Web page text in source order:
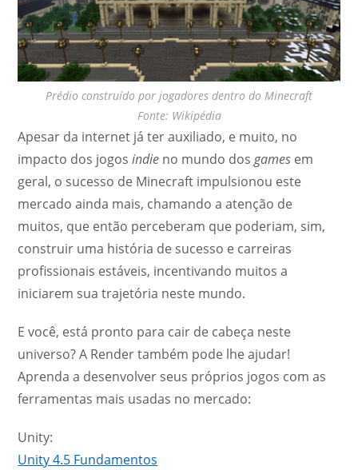
Prédio construído por jogadores dentro do Minecraft
Fonte: Wikipédia
Apesar da internet já ter auxiliado, e muito, no
impacto dos jogosindie no mundo dosgames em
geral, o sucesso de Minecraft impulsionou este
mercado ainda mais, chamando a atenção de
muitos, que então perceberam que poderiam, sim,
construir uma história de sucesso e carreiras
profissionais estáveis, incentivando muitos a
iniciarem sua trajetória neste mundo.
E você, está pronto para cair de cabeça neste
universo? A Render também pode lhe ajudar!
Aprenda a desenvolver seus próprios jogos com as
ferramentas mais usadas no mercado:
Unity:
Unity 4.5 Fundamentos